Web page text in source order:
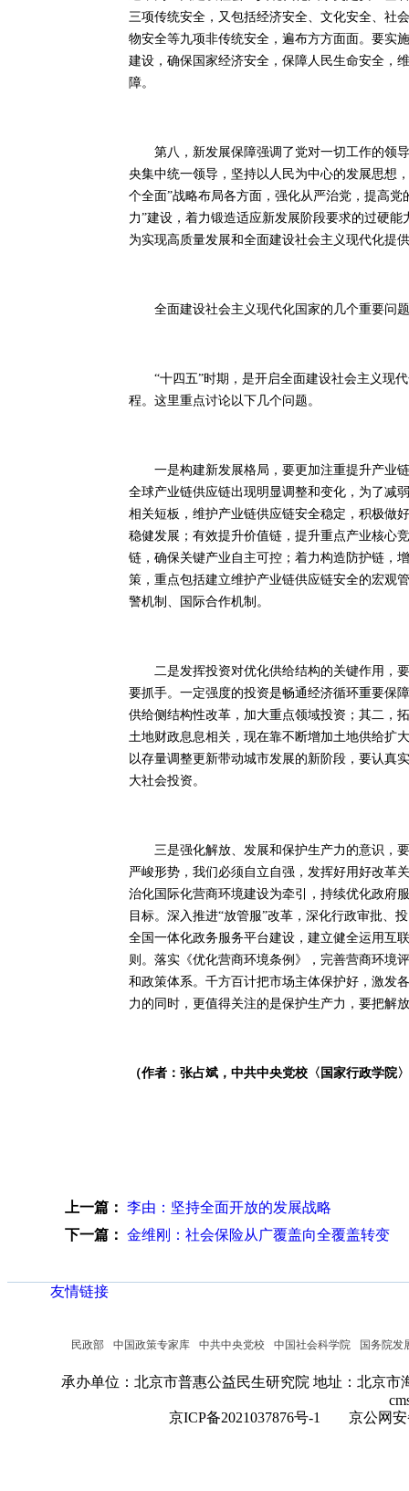
三项传统安全，又包括经济安全、文化安全、社
物安全等九项非传统安全，遍布方方面面。要实
建设，确保国家经济安全，保障人民生命安全，
障。
第八，新发展保障强调了党对一切工作的领导
央集中统一领导，坚持以人民为中心的发展思想
个全面”战略布局各方面，强化从严治党，提高
力”建设，着力锻造适应新发展阶段要求的过硬
为实现高质量发展和全面建设社会主义现代化提
全面建设社会主义现代化国家的几个重要问题
“十四五”时期，是开启全面建设社会主义现代
程。这里重点讨论以下几个问题。
一是构建新发展格局，要更加注重提升产业链
全球产业链供应链出现明显调整和变化，为了减
相关短板，维护产业链供应链安全稳定，积极做
稳健发展；有效提升价值链，提升重点产业核心
链，确保关键产业自主可控；着力构造防护链，
策，重点包括建立维护产业链供应链安全的宏观
警机制、国际合作机制。
二是发挥投资对优化供给结构的关键作用，要
要抓手。一定强度的投资是畅通经济循环重要保
供给侧结构性改革，加大重点领域投资；其二，
土地财政息息相关，现在靠不断增加土地供给扩
以存量调整更新带动城市发展的新阶段，要认真
大社会投资。
三是强化解放、发展和保护生产力的意识，要
严峻形势，我们必须自立自强，发挥好用好改革
治化国际化营商环境建设为牵引，持续优化政府
目标。深入推进“放管服”改革，深化行政审批、
全国一体化政务服务平台建设，建立健全运用互
则。落实《优化营商环境条例》，完善营商环境
和政策体系。千方百计把市场主体保护好，激发
力的同时，更值得关注的是保护生产力，要把解
（作者：张占斌，中共中央党校〈国家行政学
上一篇： 李由：坚持全面开放的发展战略
下一篇： 金维刚：社会保险从广覆盖向全覆盖转变
友情链接
民政部 中国政策专家库 中共中央党校 中国社会科学院 国务院发
承办单位：北京市普惠公益民生研究院 地址：北京市
京ICP备2021037876号-1
京公网安